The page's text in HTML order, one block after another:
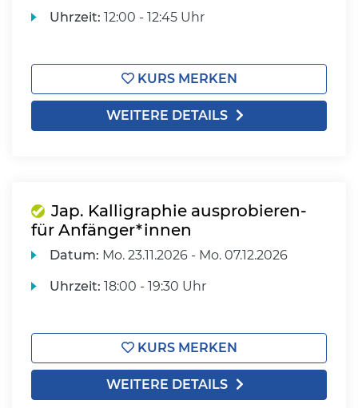
Uhrzeit: 12:00 - 12:45 Uhr
KURS MERKEN
WEITERE DETAILS
Jap. Kalligraphie ausprobieren-
für Anfänger*innen
Datum: Mo. 23.11.2026 - Mo. 07.12.2026
Uhrzeit: 18:00 - 19:30 Uhr
KURS MERKEN
WEITERE DETAILS